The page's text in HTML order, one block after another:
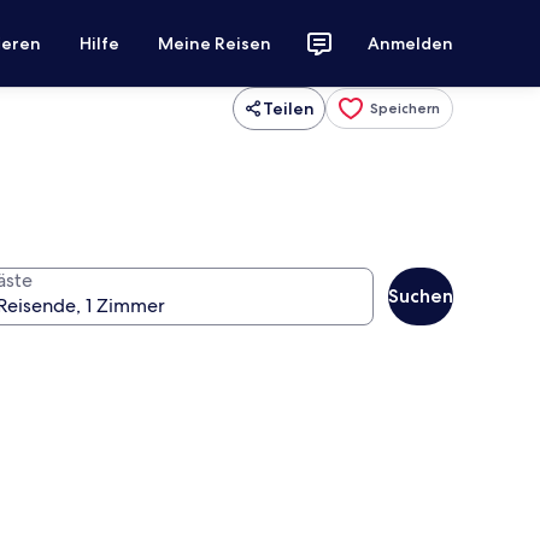
Hilfe Meine Reisen Anmelden
Teilen Speichern
Suchen